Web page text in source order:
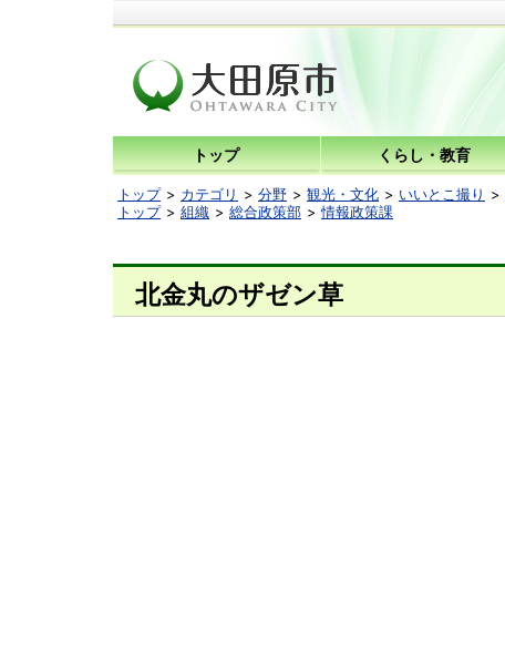
トップ くらし・教育
トップ カテゴリ 分野 観光・文化 いいとこ撮り
トップ
組織 総合政策部 情報政策課
北金丸のザゼン草